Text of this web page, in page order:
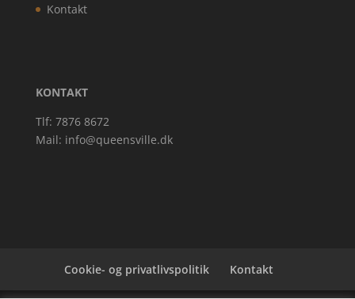
Kontakt
KONTAKT
Tlf: 7876 8672
Mail: info@queensville.dk
Cookie- og privatlivspolitik Kontakt